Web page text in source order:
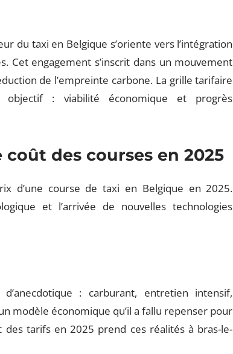
du taxi en Belgique s’oriente vers l’intégration
Cet engagement s’inscrit dans un mouvement
de l’empreinte carbone. La grille tarifaire
: viabilité économique et progrès
des courses en 2025
d’une course de taxi en Belgique en 2025.
et l’arrivée de nouvelles technologies
: carburant, entretien intensif,
modèle économique qu’il a fallu repenser pour
des tarifs en 2025 prend ces réalités à bras-le-